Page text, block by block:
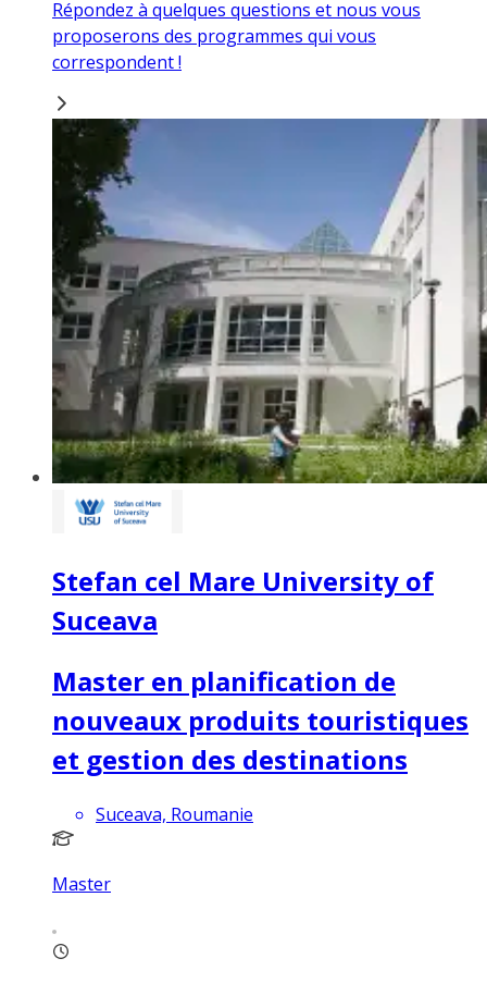
Répondez à quelques questions et nous vous
proposerons des programmes qui vous
correspondent !
Stefan cel Mare University of
Suceava
Master en planification de
nouveaux produits touristiques
et gestion des destinations
Suceava, Roumanie
Master